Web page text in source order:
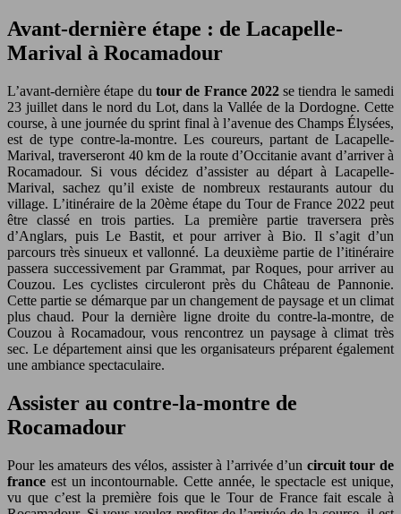
Avant-dernière étape : de Lacapelle-
Marival à Rocamadour
L’avant-dernière étape du tour de France 2022se tiendra le samedi
23 juillet dans le nord du Lot, dans la Vallée de la Dordogne. Cette
course, à une journée du sprint final à l’avenue des Champs Élysées,
est de type contre-la-montre. Les coureurs, partant de Lacapelle-
Marival, traverseront 40 km de la route d’Occitanie avant d’arriver à
Rocamadour. Si vous décidez d’assister au départ à Lacapelle-
Marival, sachez qu’il existe de nombreux restaurants autour du
village. L’itinéraire de la 20ème étape du Tour de France 2022 peut
être classé en trois parties. La première partie traversera près
d’Anglars, puis Le Bastit, et pour arriver à Bio. Il s’agit d’un
parcours très sinueux et vallonné. La deuxième partie de l’itinéraire
passera successivement par Grammat, par Roques, pour arriver au
Couzou. Les cyclistes circuleront près du Château de Pannonie.
Cette partie se démarque par un changement de paysage et un climat
plus chaud. Pour la dernière ligne droite du contre-la-montre, de
Couzou à Rocamadour, vous rencontrez un paysage à climat très
sec. Le département ainsi que les organisateurs préparent également
une ambiance spectaculaire.
Assister au contre-la-montre de
Rocamadour
Pour les amateurs des vélos, assister à l’arrivée d’un circuit tour de
france est un incontournable. Cette année, le spectacle est unique,
vu que c’est la première fois que le Tour de France fait escale à